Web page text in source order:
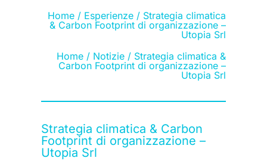
Home / Esperienze / Strategia climatica
& Carbon Footprint di organizzazione –
Utopia Srl
Home / Notizie / Strategia climatica &
Carbon Footprint di organizzazione –
Utopia Srl
Strategia climatica & Carbon
Footprint di organizzazione –
Utopia Srl